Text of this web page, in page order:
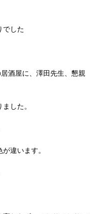
でした
酒屋に、澤田先生、懇親
した。
違います。